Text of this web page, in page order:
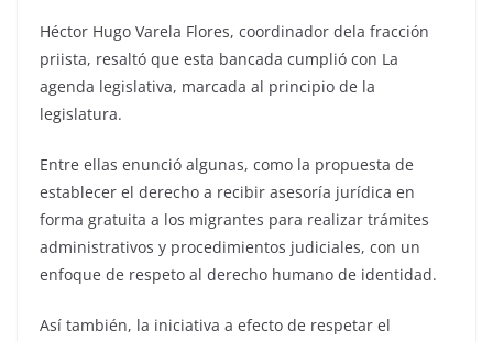
Héctor Hugo Varela Flores, coordinador dela fracción
priista, resaltó que esta bancada cumplió con La
agenda legislativa, marcada al principio de la
legislatura.
Entre ellas enunció algunas, como la propuesta de
establecer el derecho a recibir asesoría jurídica en
forma gratuita a los migrantes para realizar trámites
administrativos y procedimientos judiciales, con un
enfoque de respeto al derecho humano de identidad.
Así también, la iniciativa a efecto de respetar el